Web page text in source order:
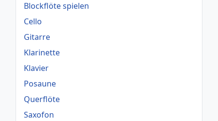
Blockflöte spielen
Cello
Gitarre
Klarinette
Klavier
Posaune
Querflöte
Saxofon